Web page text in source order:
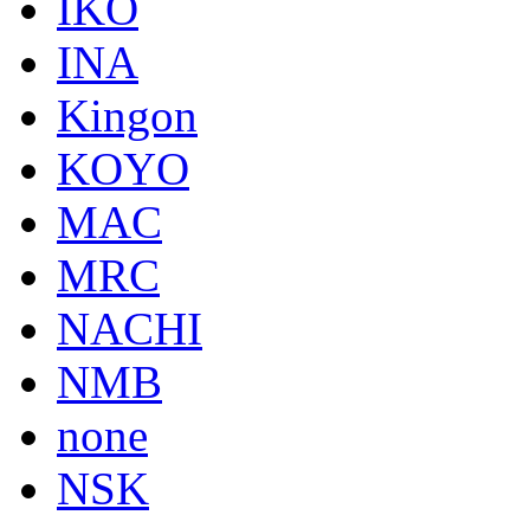
INA
Kingon
KOYO
MAC
MRC
NACHI
NMB
none
NSK